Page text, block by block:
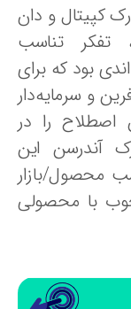
و دان
تناسب
بود که برای
سرمایه‌دار
را در
آندرسن این
بازار
با محصولی